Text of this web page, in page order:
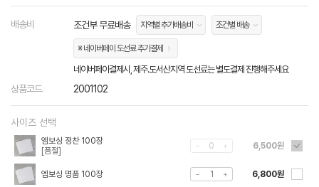
배송비 조건부 무료배송 지역별 추가배송비 조건별 배송
※ 네이버페이 도선료 추가결제
네이버페이결제시, 제주.도서산지역 도선료는 별도결제 진행해주세요
상품코드 2001102
사이즈 선택
엠보싱 정찬 100장 6,500원
엠보싱 명품 100장 6,800원